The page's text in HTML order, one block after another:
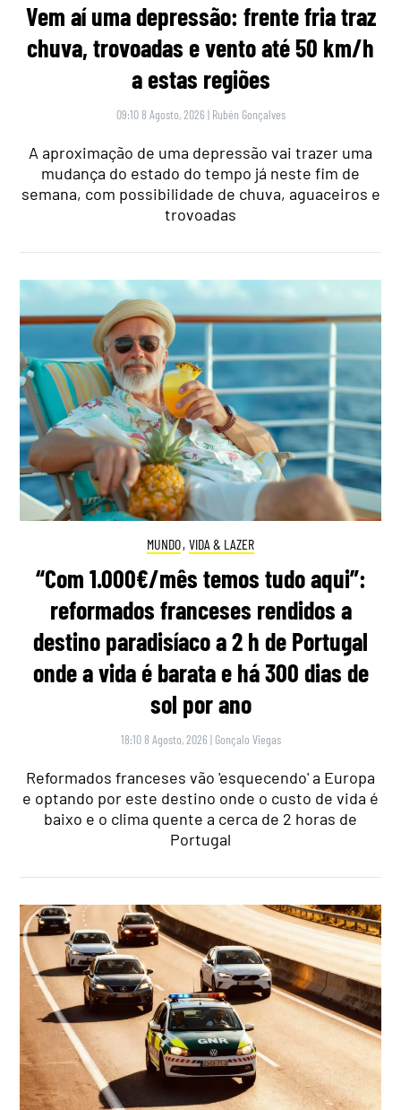
Vem aí uma depressão: frente fria traz
chuva, trovoadas e vento até 50 km/h
a estas regiões
09:10 8 Agosto, 2026 | Rubén Gonçalves
A aproximação de uma depressão vai trazer uma
mudança do estado do tempo já neste fim de
semana, com possibilidade de chuva, aguaceiros e
trovoadas
MUNDO, VIDA & LAZER
“Com 1.000€/mês temos tudo aqui”:
reformados franceses rendidos a
destino paradisíaco a 2 h de Portugal
onde a vida é barata e há 300 dias de
sol por ano
18:10 8 Agosto, 2026 | Gonçalo Viegas
Reformados franceses vão 'esquecendo' a Europa
e optando por este destino onde o custo de vida é
baixo e o clima quente a cerca de 2 horas de
Portugal